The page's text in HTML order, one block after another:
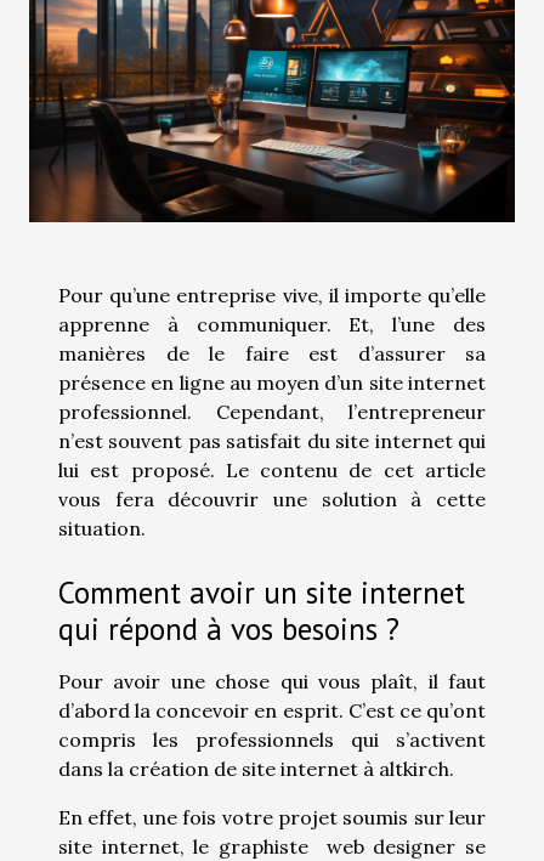
Pour qu’une entreprise vive, il importe qu’elle
apprenne à communiquer. Et, l’une des
manières de le faire est d’assurer sa
présence en ligne au moyen d’un site internet
professionnel. Cependant, l’entrepreneur
n’est souvent pas satisfait du site internet qui
lui est proposé. Le contenu de cet article
vous fera découvrir une solution à cette
situation.
Comment avoir un site internet
qui répond à vos besoins ?
Pour avoir une chose qui vous plaît, il faut
d’abord la concevoir en esprit. C’est ce qu’ont
compris les professionnels qui s’activent
dans la création de site internet à altkirch.
En effet, une fois votre projet soumis sur leur
site internet, le graphiste web designer se